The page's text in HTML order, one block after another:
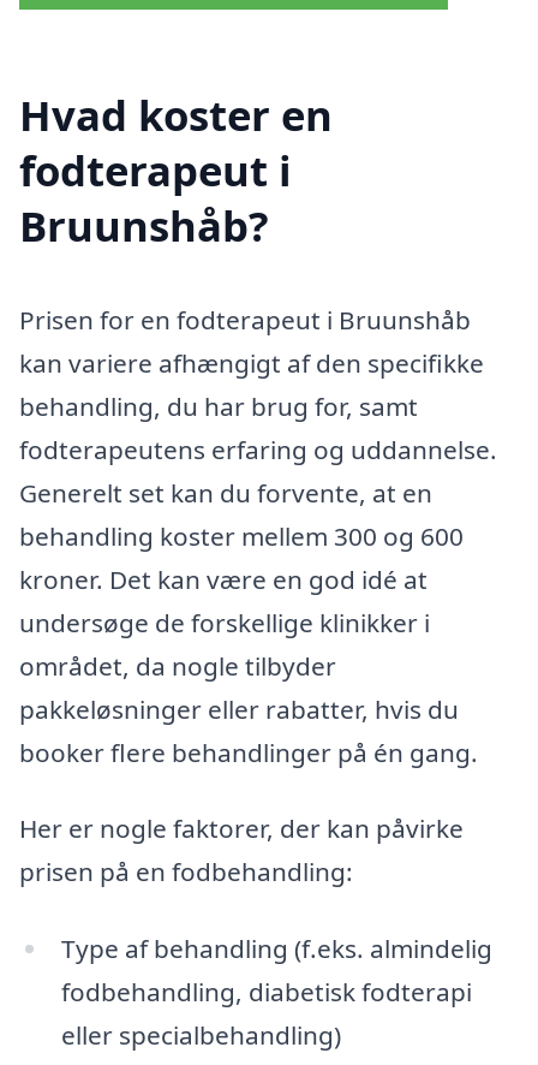
Hvad koster en
fodterapeut i
Bruunshåb?
Prisen for en fodterapeut i Bruunshåb
kan variere afhængigt af den specifikke
behandling, du har brug for, samt
fodterapeutens erfaring og uddannelse.
Generelt set kan du forvente, at en
behandling koster mellem 300 og 600
kroner. Det kan være en god idé at
undersøge de forskellige klinikker i
området, da nogle tilbyder
pakkeløsninger eller rabatter, hvis du
booker flere behandlinger på én gang.
Her er nogle faktorer, der kan påvirke
prisen på en fodbehandling:
Type af behandling (f.eks. almindelig
fodbehandling, diabetisk fodterapi
eller specialbehandling)